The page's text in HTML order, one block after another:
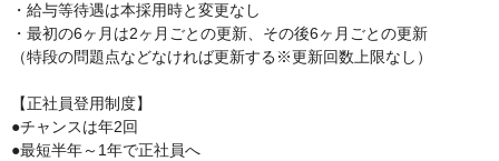
・給与等待遇は本採用時と変更なし
・最初の6ヶ月は2ヶ月ごとの更新、その後6ヶ月ごとの更新
（特段の問題点などなければ更新する※更新回数上限なし）
【正社員登用制度】
●チャンスは年2回
●最短半年～1年で正社員へ